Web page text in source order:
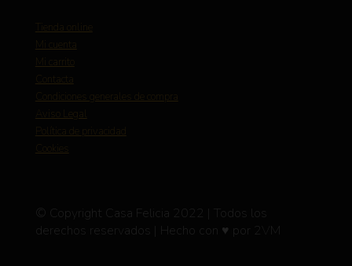
Tienda online
Mi cuenta
Mi carrito
Contacta
Condiciones generales de compra
Aviso Legal
Política de privacidad
Cookies
© Copyright Casa Felicia 2022 | Todos los
derechos reservados | Hecho con ♥ por 2VM